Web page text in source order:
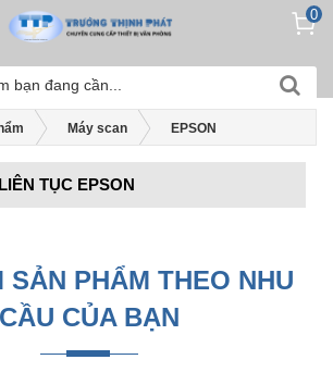
0
Máy scan EPSON
Epson
TỤC EPSON
SẢN PHẨM THEO NHU
CẦU CỦA BẠN